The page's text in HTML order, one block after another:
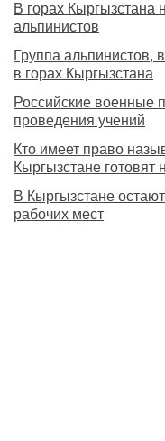
В горах Кыргызстана
альпинистов
Группа альпинистов,
в горах Кыргызстана
Российские военные
проведения учений
Кто имеет право
Кыргызстане готовят
В Кыргызстане
рабочих мест